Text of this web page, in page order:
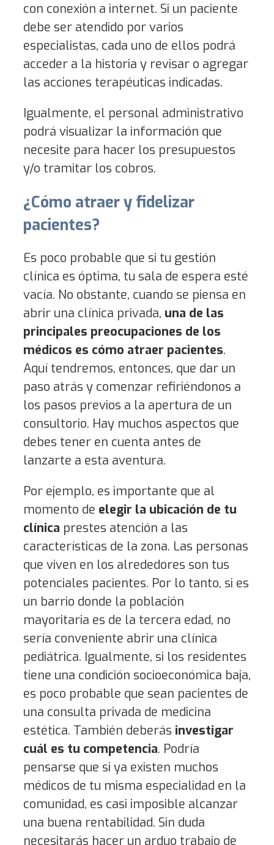
con conexión a internet. Si un paciente
debe ser atendido por varios
especialistas, cada uno de ellos podrá
acceder a la historia y revisar o agregar
las acciones terapéuticas indicadas.
Igualmente, el personal administrativo
podrá visualizar la información que
necesite para hacer los presupuestos
y/o tramitar los cobros.
¿Cómo atraer y fidelizar
pacientes?
Es poco probable que si tu gestión
clínica es óptima, tu sala de espera esté
vacía. No obstante, cuando se piensa en
abrir una clínica privada, una de las
principales preocupaciones de los
médicos es cómo atraer pacientes.
Aquí tendremos, entonces, que dar un
paso atrás y comenzar refiriéndonos a
los pasos previos a la apertura de un
consultorio. Hay muchos aspectos que
debes tener en cuenta antes de
lanzarte a esta aventura.
Por ejemplo, es importante que al
momento de elegir la ubicación de tu
clínica prestes atención a las
características de la zona. Las personas
que viven en los alrededores son tus
potenciales pacientes. Por lo tanto, si es
un barrio donde la población
mayoritaria es de la tercera edad, no
sería conveniente abrir una clínica
pediátrica. Igualmente, si los residentes
tiene una condición socioeconómica baja,
es poco probable que sean pacientes de
una consulta privada de medicina
estética. También deberás investigar
cuál es tu competencia. Podría
pensarse que si ya existen muchos
médicos de tu misma especialidad en la
comunidad, es casi imposible alcanzar
una buena rentabilidad. Sin duda
necesitarás hacer un arduo trabajo de